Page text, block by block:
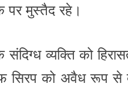
पर मुस्तैद रहे।
व्यक्ति को
सिरप को अवैध रूप से